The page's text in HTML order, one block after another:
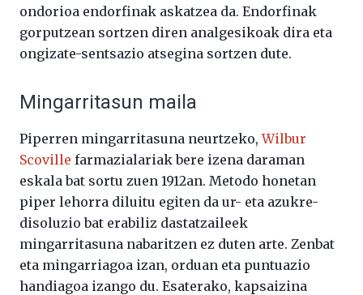
ondorioa endorfinak askatzea da. Endorfinak
gorputzean sortzen diren analgesikoak dira eta
ongizate-sentsazio atsegina sortzen dute.
Mingarritasun maila
Piperren mingarritasuna neurtzeko,Wilbur
Scoville farmazialariak bere izena daraman
eskala bat sortu zuen 1912an. Metodo honetan
piper lehorra diluitu egiten da ur- eta azukre-
disoluzio bat erabiliz dastatzaileek
mingarritasuna nabaritzen ez duten arte. Zenbat
eta mingarriagoa izan, orduan eta puntuazio
handiagoa izango du. Esaterako, kapsaizina